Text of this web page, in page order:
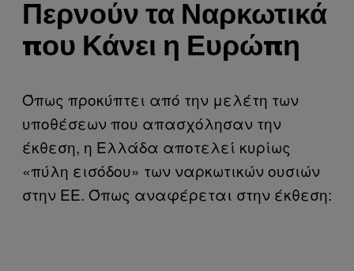
Περνούν τα Ναρκωτικά
που Κάνει η Ευρώπη
Όπως προκύπτει από την μελέτη των
υποθέσεων που απασχόλησαν την
έκθεση, η Ελλάδα αποτελεί κυρίως
«πύλη εισόδου» των ναρκωτικών ουσιών
στην ΕΕ. Όπως αναφέρεται στην έκθεση: